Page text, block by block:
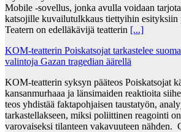
Mobile -sovellus, jonka avulla voidaan
katsojille kuvailutulkkaus tiettyihin
Teatern on edelläkävijä teatterin [...]
KOM-teatterin Poiskatsojat tarkastelee
valintoja Gazan tragedian äärellä
KOM-teatterin syksyn pääteos Poiskatsojat
kansanmurhaaa ja länsimaiden reaktioita
teos yhdistää faktapohjaisen taustatyön,
tarkastellakseen, miksi poliittinen reagointi
varovaiseksi tilanteen vakavuuteen nähden.